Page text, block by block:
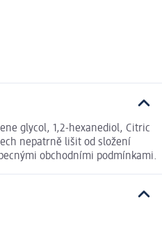
glycol, 1,2-hexanediol, Citric
nepatrně lišit od složení
obchodními podmínkami.